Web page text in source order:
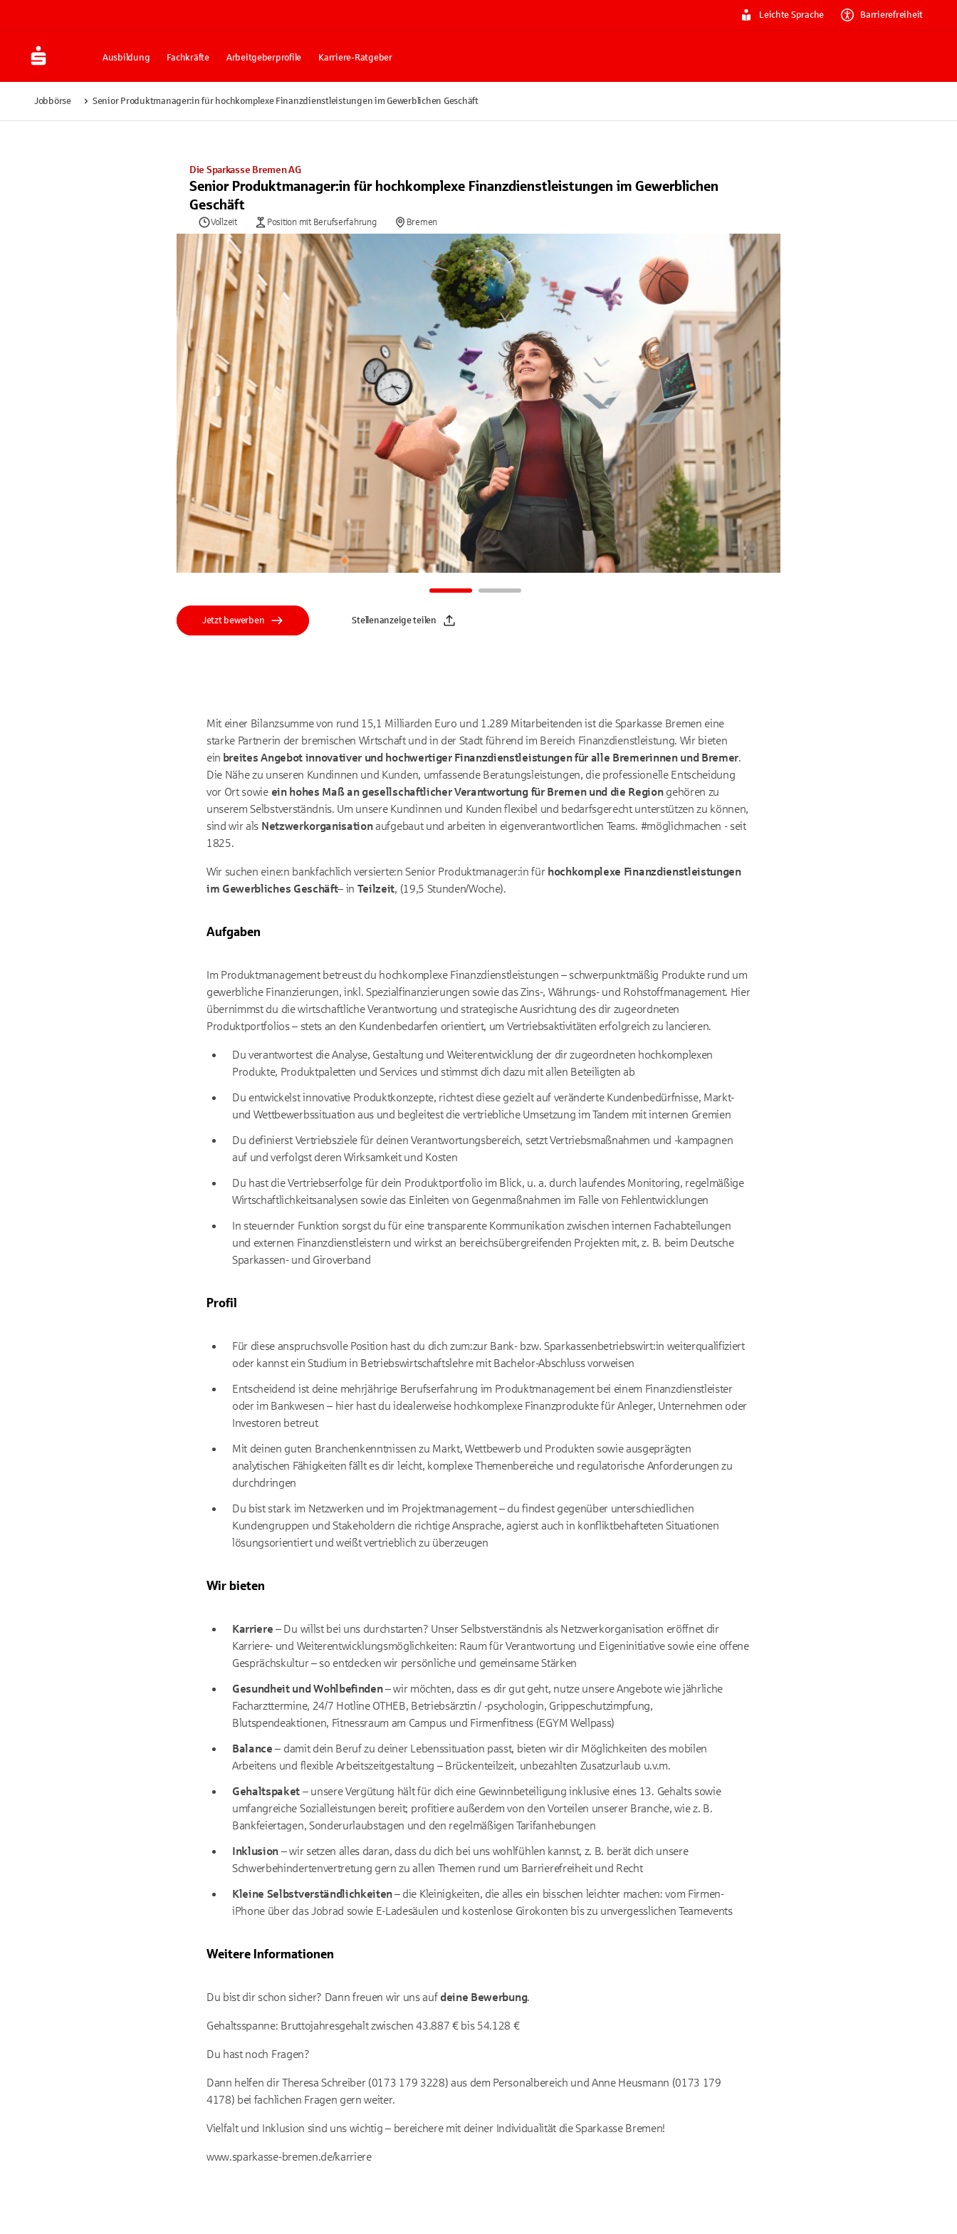
Leichte Sprache Barrierefreiheit
Ausbildung Fachkräfte Arbeitgeberprofile Karriere-Ratgeber
Jobbörse Senior Produktmanager:in für hochkomplexe Finanzdienstleistungen im Gewerblichen Geschäft
Die Sparkasse Bremen AG
Senior Produktmanager:in für hochkomplexe Finanzdienstleistungen im Gewerblichen
Geschäft
Vollzeit Position mit Berufserfahrung Bremen
Jetzt bewerben Stellenanzeige teilen
Mit einer Bilanzsumme von rund 15,1 Milliarden Euro und 1.289 Mitarbeitenden ist die Sparkasse Bremen eine
starke Partnerin der bremischen Wirtschaft und in der Stadt führend im Bereich Finanzdienstleistung. Wir bieten
ein breites Angebot innovativer und hochwertiger Finanzdienstleistungen für alle Bremerinnen und Bremer.
Die Nähe zu unseren Kundinnen und Kunden, umfassende Beratungsleistungen, die professionelle Entscheidung
vor Ort sowie ein hohes Maß an gesellschaftlicher Verantwortung für Bremen und die Regiongehören zu
unserem Selbstverständnis. Um unsere Kundinnen und Kunden flexibel und bedarfsgerecht unterstützen zu können,
sind wir als Netzwerkorganisationaufgebaut und arbeiten in eigenverantwortlichen Teams. #möglichmachen - seit
1825.
Wir suchen eine:n bankfachlich versierte:n Senior Produktmanager:in für hochkomplexe Finanzdienstleistungen
im Gewerbliches Geschäft– in Teilzeit, (19,5 Stunden/Woche).
Aufgaben
Im Produktmanagement betreust du hochkomplexe Finanzdienstleistungen – schwerpunktmäßig Produkte rund um
gewerbliche Finanzierungen, inkl. Spezialfinanzierungen sowie das Zins-, Währungs- und Rohstoffmanagement. Hier
übernimmst du die wirtschaftliche Verantwortung und strategische Ausrichtung des dir zugeordneten
Produktportfolios – stets an den Kundenbedarfen orientiert, um Vertriebsaktivitäten erfolgreich zu lancieren.
Du verantwortest die Analyse, Gestaltung und Weiterentwicklung der dir zugeordneten hochkomplexen
Produkte, Produktpaletten und Services und stimmst dich dazu mit allen Beteiligten ab
Du entwickelst innovative Produktkonzepte, richtest diese gezielt auf veränderte Kundenbedürfnisse, Markt-
und Wettbewerbssituation aus und begleitest die vertriebliche Umsetzung im Tandem mit internen Gremien
Du definierst Vertriebsziele für deinen Verantwortungsbereich, setzt Vertriebsmaßnahmen und -kampagnen
auf und verfolgst deren Wirksamkeit und Kosten
Du hast die Vertriebserfolge für dein Produktportfolio im Blick, u. a. durch laufendes Monitoring, regelmäßige
Wirtschaftlichkeitsanalysen sowie das Einleiten von Gegenmaßnahmen im Falle von Fehlentwicklungen
In steuernder Funktion sorgst du für eine transparente Kommunikation zwischen internen Fachabteilungen
und externen Finanzdienstleistern und wirkst an bereichsübergreifenden Projekten mit, z. B. beim Deutsche
Sparkassen- und Giroverband
Profil
Für diese anspruchsvolle Position hast du dich zum:zur Bank- bzw. Sparkassenbetriebswirt:in weiterqualifiziert
oder kannst ein Studium in Betriebswirtschaftslehre mit Bachelor-Abschluss vorweisen
Entscheidend ist deine mehrjährige Berufserfahrung im Produktmanagement bei einem Finanzdienstleister
oder im Bankwesen – hier hast du idealerweise hochkomplexe Finanzprodukte für Anleger, Unternehmen oder
Investoren betreut
Mit deinen guten Branchenkenntnissen zu Markt, Wettbewerb und Produkten sowie ausgeprägten
analytischen Fähigkeiten fällt es dir leicht, komplexe Themenbereiche und regulatorische Anforderungen zu
durchdringen
Du bist stark im Netzwerken und im Projektmanagement – du findest gegenüber unterschiedlichen
Kundengruppen und Stakeholdern die richtige Ansprache, agierst auch in konfliktbehafteten Situationen
lösungsorientiert und weißt vertrieblich zu überzeugen
Wir bieten
Karriere – Du willst bei uns durchstarten? Unser Selbstverständnis als Netzwerkorganisation eröffnet dir
Karriere- und Weiterentwicklungsmöglichkeiten: Raum für Verantwortung und Eigeninitiative sowie eine offene
Gesprächskultur – so entdecken wir persönliche und gemeinsame Stärken
Gesundheit und Wohlbefinden– wir möchten, dass es dir gut geht, nutze unsere Angebote wie jährliche
Facharzttermine, 24/7 Hotline OTHEB, Betriebsärztin / -psychologin, Grippeschutzimpfung,
Blutspendeaktionen, Fitnessraum am Campus und Firmenfitness (EGYM Wellpass)
Balance – damit dein Beruf zu deiner Lebenssituation passt, bieten wir dir Möglichkeiten des mobilen
Arbeitens und flexible Arbeitszeitgestaltung – Brückenteilzeit, unbezahlten Zusatzurlaub u.v.m.
Gehaltspaket – unsere Vergütung hält für dich eine Gewinnbeteiligung inklusive eines 13. Gehalts sowie
umfangreiche Sozialleistungen bereit; profitiere außerdem von den Vorteilen unserer Branche, wie z. B.
Bankfeiertagen, Sonderurlaubstagen und den regelmäßigen Tarifanhebungen
Inklusion – wir setzen alles daran, dass du dich bei uns wohlfühlen kannst, z. B. berät dich unsere
Schwerbehindertenvertretung gern zu allen Themen rund um Barrierefreiheit und Recht
Kleine Selbstverständlichkeiten– die Kleinigkeiten, die alles ein bisschen leichter machen: vom Firmen-
iPhone über das Jobrad sowie E-Ladesäulen und kostenlose Girokonten bis zu unvergesslichen Teamevents
Weitere Informationen
Du bist dir schon sicher? Dann freuen wir uns auf deine Bewerbung.
Gehaltsspanne: Bruttojahresgehalt zwischen 43.887 € bis 54.128 €
Du hast noch Fragen?
Dann helfen dir Theresa Schreiber (0173 179 3228) aus dem Personalbereich und Anne Heusmann (0173 179
4178) bei fachlichen Fragen gern weiter.
Vielfalt und Inklusion sind uns wichtig – bereichere mit deiner Individualität die Sparkasse Bremen!
www.sparkasse-bremen.de/karriere